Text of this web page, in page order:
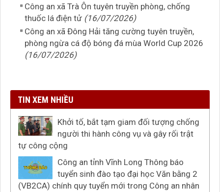
Công an xã Trà Ôn tuyên truyền phòng, chống
thuốc lá điện tử (16/07/2026)
Công an xã Đông Hải tăng cường tuyên truyền,
phòng ngừa cá độ bóng đá mùa World Cup 2026
(16/07/2026)
TIN XEM NHIỀU
Khởi tố, bắt tạm giam đối tượng chống
người thi hành công vụ và gây rối trật
tự công cộng
Công an tỉnh Vĩnh Long Thông báo
tuyển sinh đào tạo đại học Văn bằng 2
(VB2CA) chính quy tuyển mới trong Công an nhân